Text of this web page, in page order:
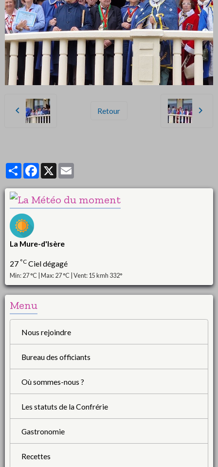
Retour
PartagerFacebook
X
La Mure-d'Isère
27 °C Ciel dégagé
Min: 27 °C | Max: 27 °C | Vent: 15 kmh 332°
Menu
Nous rejoindre
Bureau des officiants
Où sommes-nous ?
Les statuts de la Confrérie
Gastronomie
Recettes